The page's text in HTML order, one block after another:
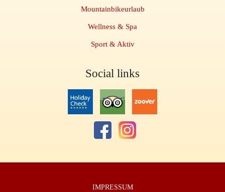
Mountainbikeurlaub
Wellness & Spa
Sport & Aktiv
Social links
IMPRESSUM